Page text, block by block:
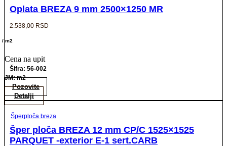
Oplata BREZA 9 mm 2500×1250 MR
2.538,00 RSD
/ m2
Cena na upit
Šifra: 56-002
JM: m2
Pozovite
Detalji
Šperploča breza
Šper ploča BREZA 12 mm CP/C 1525×1525
PARQUET -exterior E-1 sert.CARB